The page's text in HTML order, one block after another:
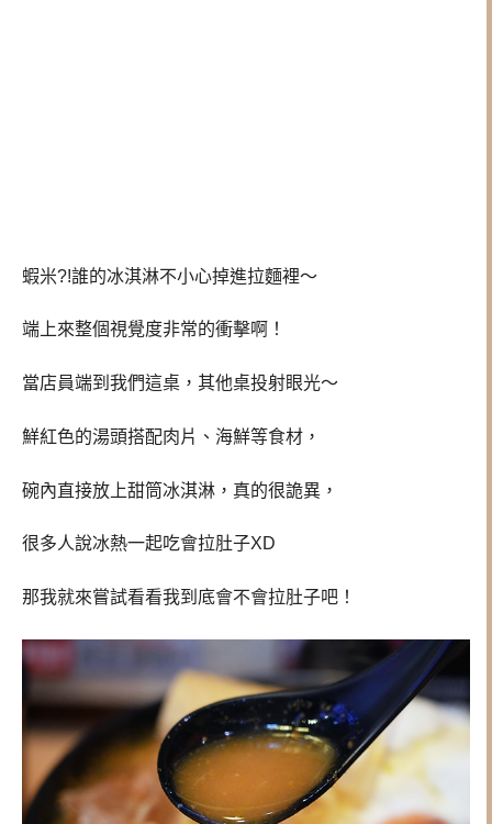
蝦米?!誰的冰淇淋不小心掉進拉麵裡～
端上來整個視覺度非常的衝擊啊！
當店員端到我們這桌，其他桌投射眼光～
鮮紅色的湯頭搭配肉片、海鮮等食材，
碗內直接放上甜筒冰淇淋，真的很詭異，
很多人說冰熱一起吃會拉肚子XD
那我就來嘗試看看我到底會不會拉肚子吧！